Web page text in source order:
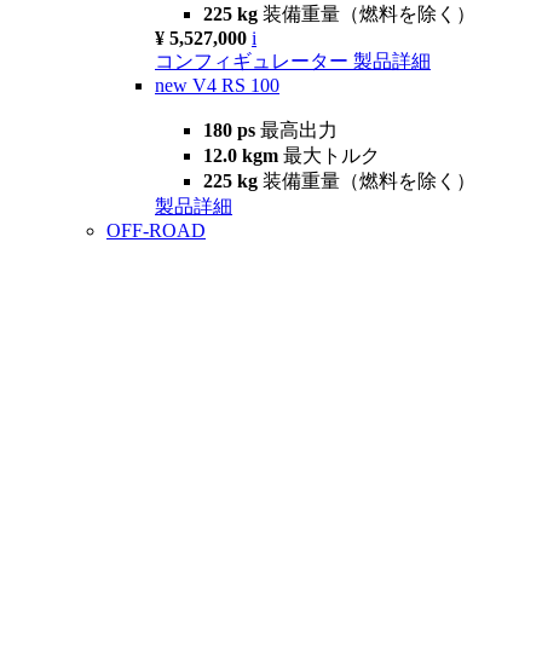
225 kg 装備重量（燃料を除く）
¥ 5,527,000 i
コンフィギュレーター 製品詳細
new V4 RS 100
180 ps 最高出力
12.0 kgm 最大トルク
225 kg 装備重量（燃料を除く）
製品詳細
OFF-ROAD